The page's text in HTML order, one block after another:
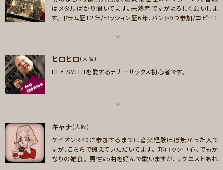
メッセージ
プレイヤー参加予定
好きなアーティスト
lynch. ムック ラルク VAMPS LUNA SEA BUCK－TICK メリー 鴉 the HIAT
ロック , パンク/メロコア , ハードロック/ヘヴィメタル , スラッシュメタル/デ
スメタル , ハードコア
プレイヤー参加予定
はメタルばかり聞いてます。未熟者ですがよろしく願いしま
す。 ドラム歴12年/セッション歴6年、バンド9つ参加/コピー1
バンドSaphiraにて2マン、MV制作/サポートはタイのパワー
H］/2023年ミツバチロックサーキット東京篇と大阪編出場
食わず嫌いはあまりしないほうなので、ドラムパートが必要
ならお声掛けください。 プロフィール写真はひでたこ様に撮
ドラム
好きなアーティスト
洋楽 dream theater,evanescense,lacuna coil,HIM,nightwish,withi
YNIC,EPICA,TOOL 邦楽 DIR EN GREY,ViViD,mary's blood,LOVEBITE
好きなジャンル
ロック , ハードロック/ヘヴィメタル , スラッシュメタル/デスメタル
プレイヤー参加予定
ヒロヒロ (大阪)
HEY SMITHを愛するテナーサックス初心者です。
管楽器
好きなアーティスト
HEY SMITH
キャナ(大阪)
ケイオンR40に参加するまでは音楽経験ほぼ無かった人で
すが、こちらで鍛えていただいてます。 邦ロック中心、でもか
なりの雑食。 男性Vo曲を好んで歌いますが、リクエストあれ